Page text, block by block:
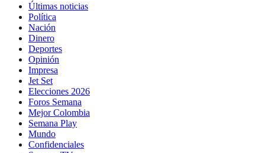
Últimas noticias
Política
Nación
Dinero
Deportes
Opinión
Impresa
Jet Set
Elecciones 2026
Foros Semana
Mejor Colombia
Semana Play
Mundo
Confidenciales